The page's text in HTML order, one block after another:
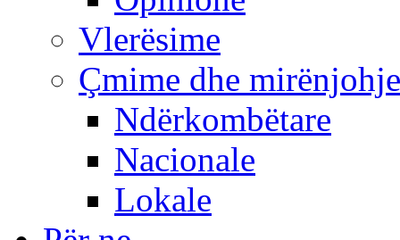
Vlerësime
Çmime dhe mirënjohje
Ndërkombëtare
Nacionale
Lokale